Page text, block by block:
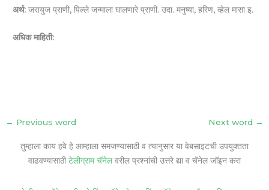
अर्थ: जरायुज प्राणी, पिल्ले जन्माला घालणारे प्राणी. उदा. मनुष्या, हरिण, व्हेल मासा इ.
अधिक माहिती:
← Previous word Next word →
तुम्हाला काय हवे हे आम्हाला समजण्यासाठी व त्यानुसार या वेबसाइटची उपयुक्तता
वाढवण्यासाठी टेलीग्राम चॅनेलवरील प्रश्नांची उत्तरे द्या व चॅनेल जॉइन करा